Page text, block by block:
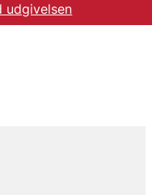
udgivelsen